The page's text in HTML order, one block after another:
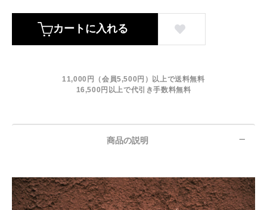
カートに入れる
11,000円（会員5,500円）以上で送料無料
16,500円以上で代引き手数料無料
商品の説明